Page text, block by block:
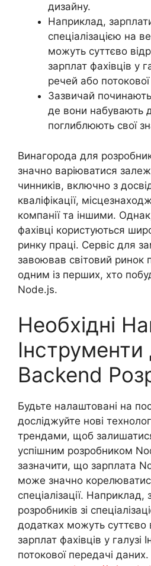
дизайну.
Наприклад,
спеціалізацією на
можуть суттєво
зарплат фахівців у
речей або
Зазвичай починають
де вони набувають
поглиблюють свої
Винагорода для
значно варіюватися
чинників, включно з
кваліфікації,
компанії та іншими.
фахівці користуються
ринку праці. Сервіс для
завоював світовий ринок
одним із перших, хто
Node.js.
Необхідні
Backend
Будьте налаштовані на
досліджуйте нові
трендами, щоб
успішним розробником
зазначити, що зарплата
може значно
спеціалізації. Наприклад,
розробників зі
додатках можуть суттєво
зарплат фахівців у галузі
потокової передачі